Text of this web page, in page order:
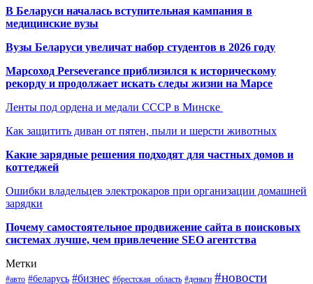
В Беларуси началась вступительная кампания в
медицинские вузы
Вузы Беларуси увеличат набор студентов в 2026 году
Марсоход Perseverance приблизился к историческому
рекорду и продолжает искать следы жизни на Марсе
Ленты под ордена и медали СССР в Минске
Как защитить диван от пятен, пыли и шерсти животных
Какие зарядные решения подходят для частных домов и
коттеджей
Ошибки владельцев электрокаров при организации домашней
зарядки
Почему самостоятельное продвижение сайта в поисковых
системах лучше, чем привлечение SEO агентства
Метки
#авто #беларусь #бизнес #брестская_область #деньги #новости